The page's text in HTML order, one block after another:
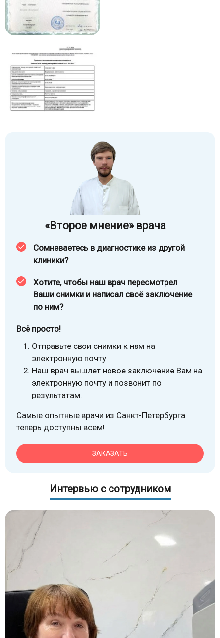
«Второе мнение» врача
Сомневаетесь в диагностике из другой
клиники?
Хотите, чтобы наш врач пересмотрел
Ваши снимки и написал своё заключение
по ним?
Всё просто!
Отправьте свои снимки к нам на
электронную почту
Наш врач вышлет новое заключение Вам на
электронную почту и позвонит по
результатам.
Самые опытные врачи из Санкт-Петербурга
теперь доступны всем!
ЗАКАЗАТЬ
Интервью с сотрудником